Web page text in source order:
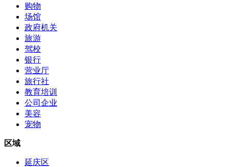
购物
场馆
政府机关
旅游
驾校
银行
营业厅
旅行社
教育培训
公司企业
美容
宠物
区域
延庆区